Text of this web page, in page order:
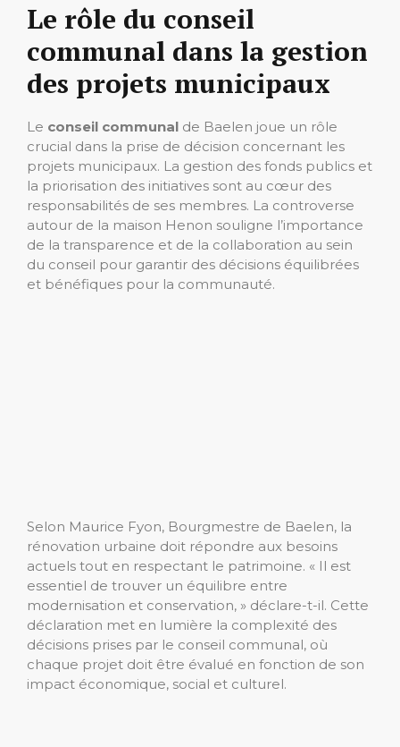
Le rôle du conseil
communal dans la gestion
des projets municipaux
Le conseil communal de Baelen joue un rôle
crucial dans la prise de décision concernant les
projets municipaux. La gestion des fonds publics et
la priorisation des initiatives sont au cœur des
responsabilités de ses membres. La controverse
autour de la maison Henon souligne l’importance
de la transparence et de la collaboration au sein
du conseil pour garantir des décisions équilibrées
et bénéfiques pour la communauté.
Selon Maurice Fyon, Bourgmestre de Baelen, la
rénovation urbaine doit répondre aux besoins
actuels tout en respectant le patrimoine. « Il est
essentiel de trouver un équilibre entre
modernisation et conservation, » déclare-t-il. Cette
déclaration met en lumière la complexité des
décisions prises par le conseil communal, où
chaque projet doit être évalué en fonction de son
impact économique, social et culturel.